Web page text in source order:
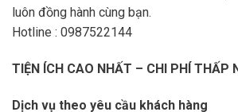
luôn đồng hành cùng bạn.
Hotline : 0987522144
TIỆN ÍCH CAO NHẤT – CHI PHÍ THẤP
Dịch vụ theo yêu cầu khách hàng